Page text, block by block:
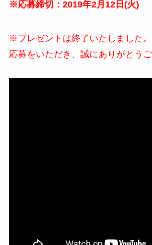
※応募締切：2019年2月12日(火)
※プレゼントは終了いたしました
応募をいただき、誠にありがとうご